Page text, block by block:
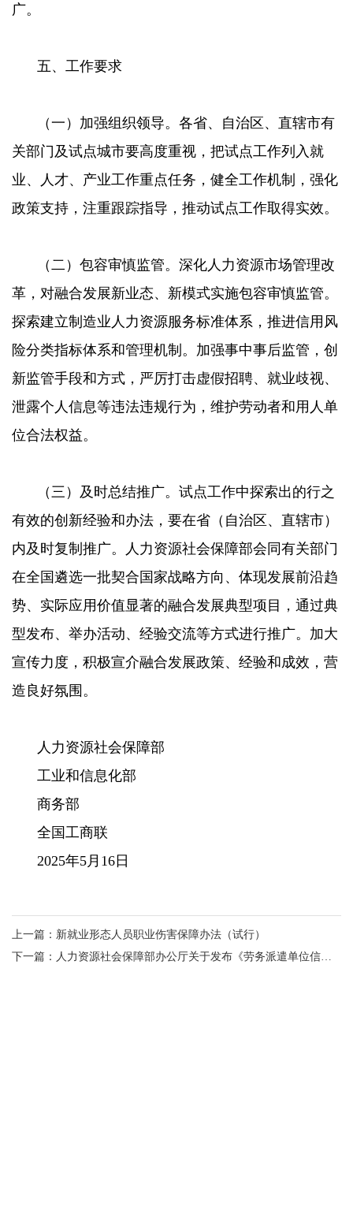
广。
五、工作要求
（一）加强组织领导。各省、自治区、直辖市有
关部门及试点城市要高度重视，把试点工作列入就
业、人才、产业工作重点任务，健全工作机制，强化
政策支持，注重跟踪指导，推动试点工作取得实效。
（二）包容审慎监管。深化人力资源市场管理改
革，对融合发展新业态、新模式实施包容审慎监管。
探索建立制造业人力资源服务标准体系，推进信用风
险分类指标体系和管理机制。加强事中事后监管，创
新监管手段和方式，严厉打击虚假招聘、就业歧视、
泄露个人信息等违法违规行为，维护劳动者和用人单
位合法权益。
（三）及时总结推广。试点工作中探索出的行之
有效的创新经验和办法，要在省（自治区、直辖市）
内及时复制推广。人力资源社会保障部会同有关部门
在全国遴选一批契合国家战略方向、体现发展前沿趋
势、实际应用价值显著的融合发展典型项目，通过典
型发布、举办活动、经验交流等方式进行推广。加大
宣传力度，积极宣介融合发展政策、经验和成效，营
造良好氛围。
人力资源社会保障部
工业和信息化部
商务部
全国工商联
2025年5月16日
上一篇：新就业形态人员职业伤害保障办法（试行）
下一篇：人力资源社会保障部办公厅关于发布《劳务派遣单位信用等级评价指南》的通知